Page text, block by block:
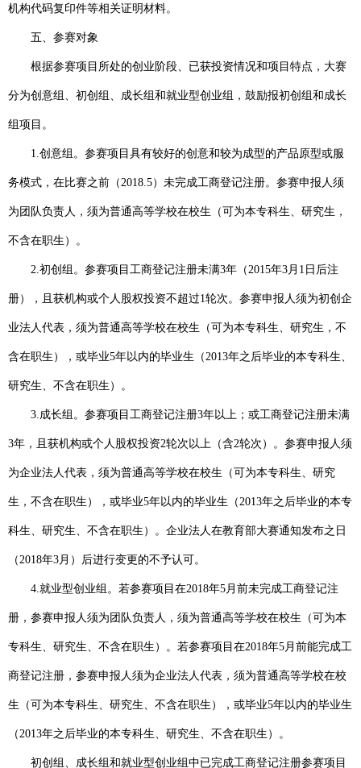
机构代码复印件等相关证明材料。
五、参赛对象
根据参赛项目所处的创业阶段、已获投资情况和项目特点，大赛
分为创意组、初创组、成长组和就业型创业组，鼓励报初创组和成长
组项目。
1. 创意组。参赛项目具有较好的创意和较为成型的产品原型或服
务模式，在比赛之前（ 2018.5）未完成工商登记注册。参赛申报人须
为团队负责人，须为普通高等学校在校生（可为本专科生、研究生，
不含在职生）。
2. 初创组。参赛项目工商登记注册未满3年（ 2015年3 月 1 日后注
册），且获机构或个人股权投资不超过1 轮次。参赛申报人须为初创企
业法人代表，须为普通高等学校在校生（可为本专科生、研究生，不
含在职生），或毕业5年以内的毕业生（ 2013年之后毕业的本专科生、
研究生、不含在职生）。
3. 成长组。参赛项目工商登记注册3年以上；或工商登记注册未满
3年，且获机构或个人股权投资2轮次以上（含2轮次）。参赛申报人须
为企业法人代表，须为普通高等学校在校生（可为本专科生、研究
生，不含在职生），或毕业5年以内的毕业生（ 2013年之后毕业的本专
科生、研究生、不含在职生）。企业法人在教育部大赛通知发布之日
（ 2018年3 月）后进行变更的不予认可。
4. 就业型创业组。若参赛项目在2018年5 月前未完成工商登记注
册，参赛申报人须为团队负责人，须为普通高等学校在校生（可为本
专科生、研究生、不含在职生）。若参赛项目在2018年5 月前能完成工
商登记注册，参赛申报人须为企业法人代表，须为普通高等学校在校
生（可为本专科生、研究生、不含在职生），或毕业5年以内的毕业生
（ 2013年之后毕业的本专科生、研究生、不含在职生）。
初创组、成长组和就业型创业组中已完成工商登记注册参赛项目